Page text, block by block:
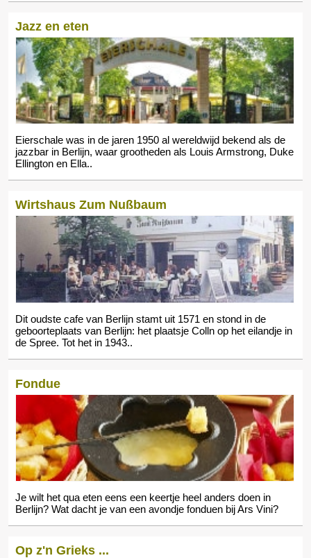
Jazz en eten
Eierschale was in de jaren 1950 al wereldwijd bekend als de
jazzbar in Berlijn, waar grootheden als Louis Armstrong, Duke
Ellington en Ella..
Wirtshaus Zum Nußbaum
Dit oudste cafe van Berlijn stamt uit 1571 en stond in de
geboorteplaats van Berlijn: het plaatsje Colln op het eilandje in
de Spree. Tot het in 1943..
Fondue
Je wilt het qua eten eens een keertje heel anders doen in
Berlijn? Wat dacht je van een avondje fonduen bij Ars Vini?
Op z'n Grieks ...